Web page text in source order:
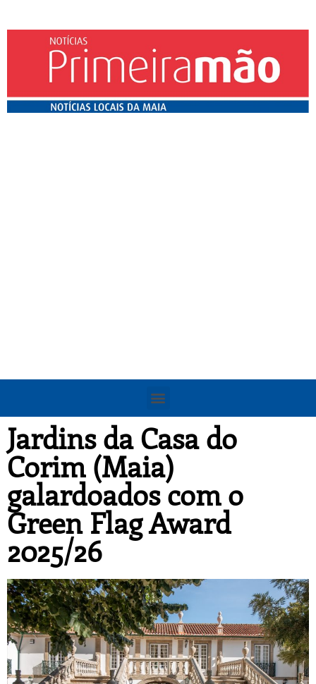
Jardins da Casa do
Corim (Maia)
galardoados com o
Green Flag Award
2025/26